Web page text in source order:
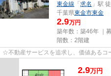
東金線 「 求名 」駅
千葉県東金市東金
2.9万円
築年数：築46年 ｜
階数：2階建
☆不動産サービスを追求し、価値ある
2.9万円